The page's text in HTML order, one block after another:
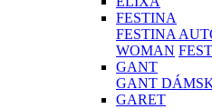
FESTINA
FESTINA
WOMAN
GANT
GANT
GARET